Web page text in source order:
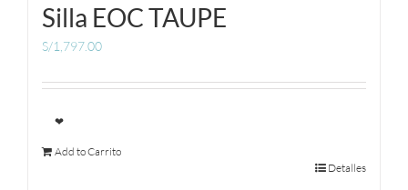
Silla EOC TAUPE
S/1,797.00
❤
Add to Carrito
Detalles